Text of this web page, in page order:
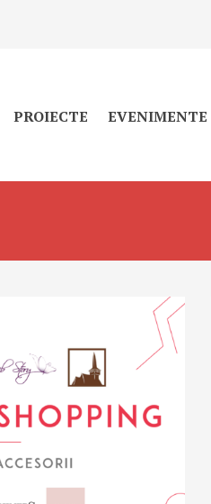
PROIECTE EVENIMENTE